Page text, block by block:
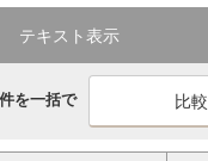
テキスト表示
を一括で